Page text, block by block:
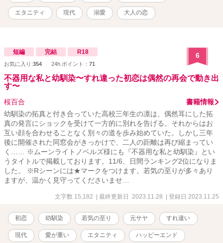
エタニティ 現代 溺愛 大人の恋
短編 完結 R18
お気に入り:354 24h.ポイント： 71
6
不器用な私と幼馴染〜すれ違った初恋は偶然の再会で動き出
す〜
桜百合
書籍情報
幼馴染の拓真と付き合っていた高校三年生の凛は、偶然耳にした拓
真の発言にショックを受けて一方的に別れを告げる。それからはお
互い顔を合わせることなく別々の道を歩み始めていた。しかし三年
後に開催された同窓会がきっかけで、二人の距離は再び縮まってい
く…… ※ムーンライトノベルズ様にも『不器用な私と幼馴染』とい
うタイトルで掲載しております。11/6、日間ランキング2位になりま
した。 ※Rシーンには★マークをつけます。若気の至りが多々あり
ますが、温かく見守ってくださいませ…
文字数 15,182 | 最終更新日 2023.11.28 | 登録日 2023.11.25
初恋 幼馴染 若気の至り 元サヤ すれ違い
現代 愛が重い エタニティ ハッピーエンド